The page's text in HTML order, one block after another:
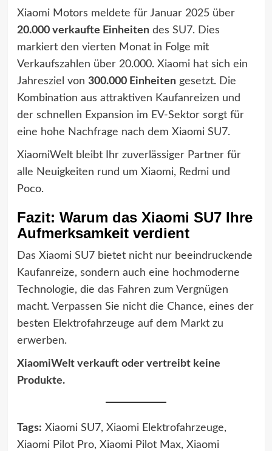
Xiaomi Motors meldete für Januar 2025 über
20.000 verkaufte Einheitendes SU7. Dies
markiert den vierten Monat in Folge mit
Verkaufszahlen über 20.000. Xiaomi hat sich ein
Jahresziel von 300.000 Einheitengesetzt. Die
Kombination aus attraktiven Kaufanreizen und
der schnellen Expansion im EV-Sektor sorgt für
eine hohe Nachfrage nach dem Xiaomi SU7.
XiaomiWelt bleibt Ihr zuverlässiger Partner für
alle Neuigkeiten rund um Xiaomi, Redmi und
Poco.
Fazit: Warum das Xiaomi SU7 Ihre
Aufmerksamkeit verdient
Das Xiaomi SU7 bietet nicht nur beeindruckende
Kaufanreize, sondern auch eine hochmoderne
Technologie, die das Fahren zum Vergnügen
macht. Verpassen Sie nicht die Chance, eines der
besten Elektrofahrzeuge auf dem Markt zu
erwerben.
XiaomiWelt verkauft oder vertreibt keine
Produkte.
Tags: Xiaomi SU7, Xiaomi Elektrofahrzeuge,
Xiaomi Pilot Pro, Xiaomi Pilot Max, Xiaomi